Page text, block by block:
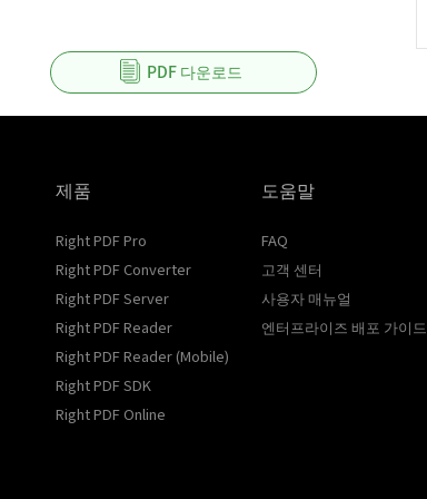
PDF 다운로드
제품
Right PDF Pro
Right PDF Converter
Right PDF Server
Right PDF Reader
Right PDF Reader (Mobile)
Right PDF SDK
Right PDF Online
도움말
FAQ
고객 센터
사용자 매뉴얼
엔터프라이즈 배포 가이드